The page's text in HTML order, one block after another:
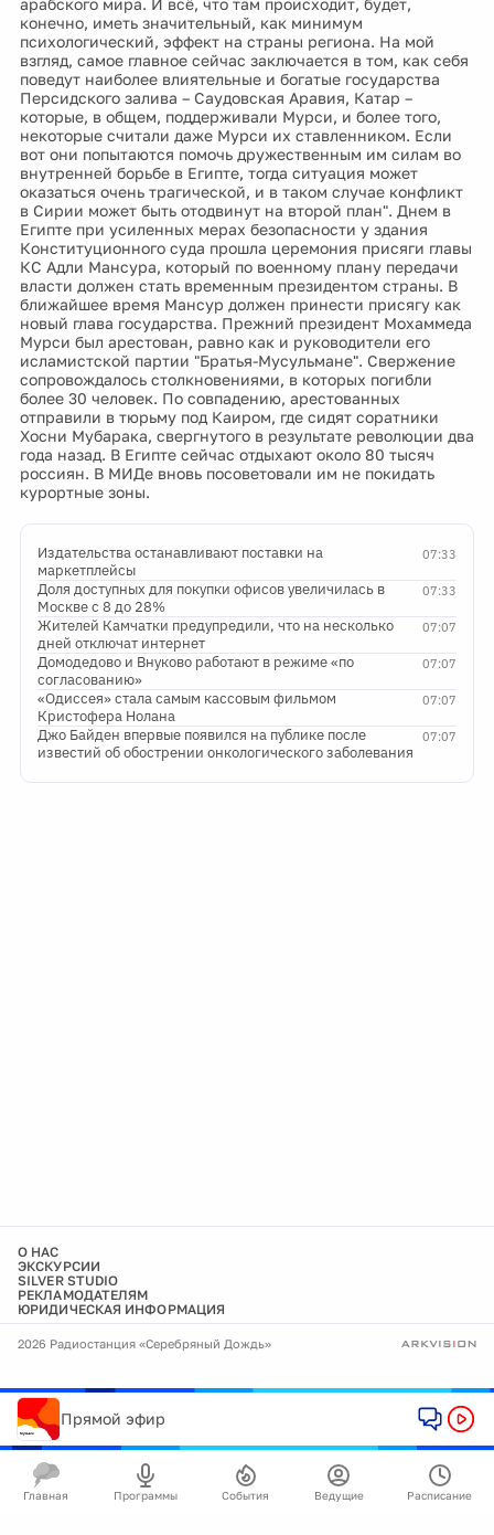
арабского мира. И всё, что там происходит, будет,
конечно, иметь значительный, как минимум
психологический, эффект на страны региона. На мой
взгляд, самое главное сейчас заключается в том, как себя
поведут наиболее влиятельные и богатые государства
Персидского залива – Саудовская Аравия, Катар –
которые, в общем, поддерживали Мурси, и более того,
некоторые считали даже Мурси их ставленником. Если
вот они попытаются помочь дружественным им силам во
внутренней борьбе в Египте, тогда ситуация может
оказаться очень трагической, и в таком случае конфликт
в Сирии может быть отодвинут на второй план". Днем в
Египте при усиленных мерах безопасности у здания
Конституционного суда прошла церемония присяги главы
КС Адли Мансура, который по военному плану передачи
власти должен стать временным президентом страны. В
ближайшее время Мансур должен принести присягу как
новый глава государства. Прежний президент Мохаммеда
Мурси был арестован, равно как и руководители его
исламистской партии "Братья-Мусульмане". Свержение
сопровождалось столкновениями, в которых погибли
более 30 человек. По совпадению, арестованных
отправили в тюрьму под Каиром, где сидят соратники
Хосни Мубарака, свергнутого в результате революции два
года назад. В Египте сейчас отдыхают около 80 тысяч
россиян. В МИДе вновь посоветовали им не покидать
курортные зоны.
07:33
Издательства останавливают поставки на
маркетплейсы
07:33
Доля доступных для покупки офисов увеличилась в
Москве с 8 до 28%
07:07
Жителей Камчатки предупредили, что на несколько
дней отключат интернет
07:07
Домодедово и Внуково работают в режиме «по
согласованию»
07:07
«Одиссея» стала самым кассовым фильмом
Кристофера Нолана
07:07
Джо Байден впервые появился на публике после
известий об обострении онкологического заболевания
О НАС
ЭКСКУРСИИ
SILVER STUDIO
РЕКЛАМОДАТЕЛЯМ
ЮРИДИЧЕСКАЯ ИНФОРМАЦИЯ
2026 Радиостанция «Серебряный Дождь»
Прямой эфир
Главная Программы События Ведущие Расписание